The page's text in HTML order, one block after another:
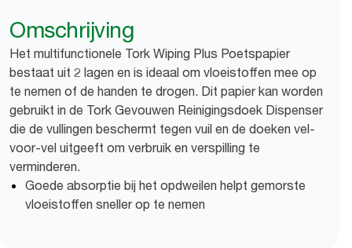
Omschrijving
Het multifunctionele Tork Wiping Plus Poetspapier
bestaat uit 2 lagen en is ideaal om vloeistoffen mee op
te nemen of de handen te drogen. Dit papier kan worden
gebruikt in de Tork Gevouwen Reinigingsdoek Dispenser
die de vullingen beschermt tegen vuil en de doeken vel-
voor-vel uitgeeft om verbruik en verspilling te
verminderen.
Goede absorptie bij het opdweilen helpt gemorste
vloeistoffen sneller op te nemen